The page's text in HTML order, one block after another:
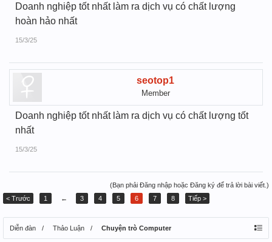
Doanh nghiệp tốt nhất làm ra dịch vụ có chất lượng
hoàn hảo nhất
15/3/25
seotop1
Member
Doanh nghiệp tốt nhất làm ra dịch vụ có chất lượng tốt
nhất
15/3/25
(Bạn phải Đăng nhập hoặc Đăng ký để trả lời bài viết.)
< Trước
1 ← 3 4 5 6 7 8 Tiếp >
Diễn đàn Thảo Luận Chuyện trò Computer